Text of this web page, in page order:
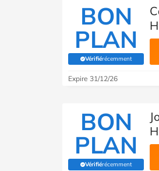
BON
PLAN
Vérifiérécemment
(Vérifié par Savoo)
Expire 31/12/26
BON
PLAN
Vérifiérécemment
(Vérifié par Savoo)